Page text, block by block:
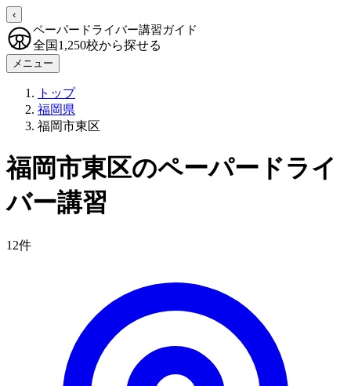
‹
ペーパードライバー講習ガイド
全国1,250校から探せる
メニュー
トップ
福岡県
福岡市東区
福岡市東区のペーパードライ
バー講習
12件